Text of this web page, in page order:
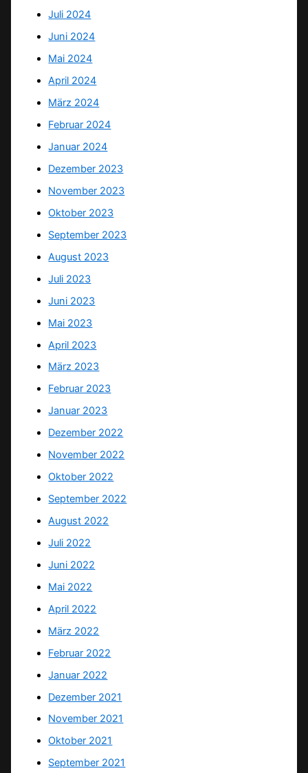
Juli 2024
Juni 2024
Mai 2024
April 2024
März 2024
Februar 2024
Januar 2024
Dezember 2023
November 2023
Oktober 2023
September 2023
August 2023
Juli 2023
Juni 2023
Mai 2023
April 2023
März 2023
Februar 2023
Januar 2023
Dezember 2022
November 2022
Oktober 2022
September 2022
August 2022
Juli 2022
Juni 2022
Mai 2022
April 2022
März 2022
Februar 2022
Januar 2022
Dezember 2021
November 2021
Oktober 2021
September 2021